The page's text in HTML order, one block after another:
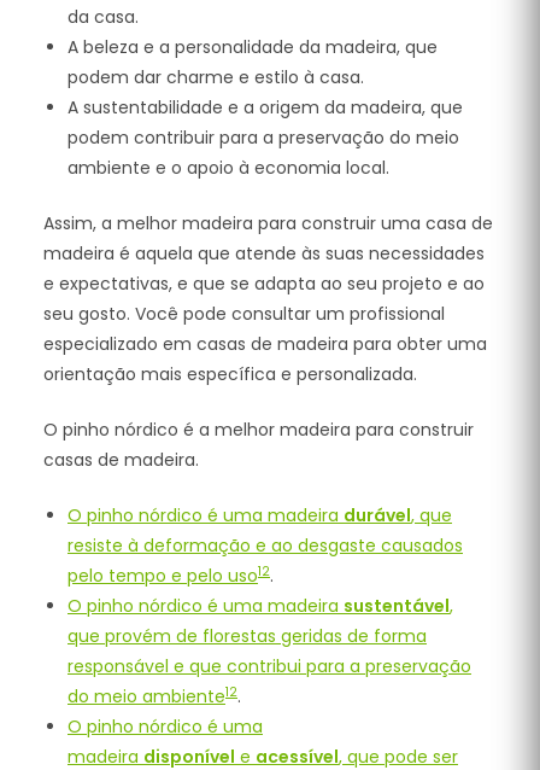
da casa.
A beleza e a personalidade da madeira, que
podem dar charme e estilo à casa.
A sustentabilidade e a origem da madeira, que
podem contribuir para a preservação do meio
ambiente e o apoio à economia local.
Assim, a melhor madeira para construir uma casa de
madeira é aquela que atende às suas necessidades
e expectativas, e que se adapta ao seu projeto e ao
seu gosto. Você pode consultar um profissional
especializado em casas de madeira para obter uma
orientação mais específica e personalizada.
O pinho nórdico é a melhor madeira para construir
casas de madeira.
O pinho nórdico é uma madeira durável, que
resiste à deformação e ao desgaste causados
pelo tempo e pelo uso12.
O pinho nórdico é uma madeira sustentável,
que provém de florestas geridas de forma
responsável e que contribui para a preservação
do meio ambiente12.
O pinho nórdico é uma
madeira disponível e acessível, que pode ser